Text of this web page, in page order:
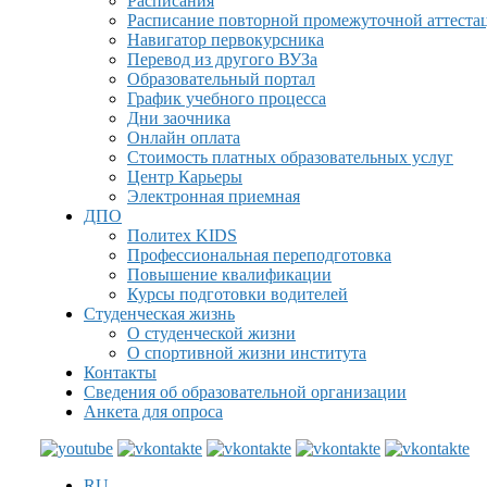
Расписание повторной промежуточной
Навигатор первокурсника
Перевод из другого ВУЗа
Образовательный портал
График учебного процесса
Дни заочника
Онлайн оплата
Стоимость платных образовательных услуг
Центр Карьеры
Электронная приемная
ДПО
Политех KIDS
Профессиональная переподготовка
Повышение квалификации
Курсы подготовки водителей
Студенческая жизнь
О студенческой жизни
О спортивной жизни института
Контакты
Сведения об образовательной организации
Анкета для опроса